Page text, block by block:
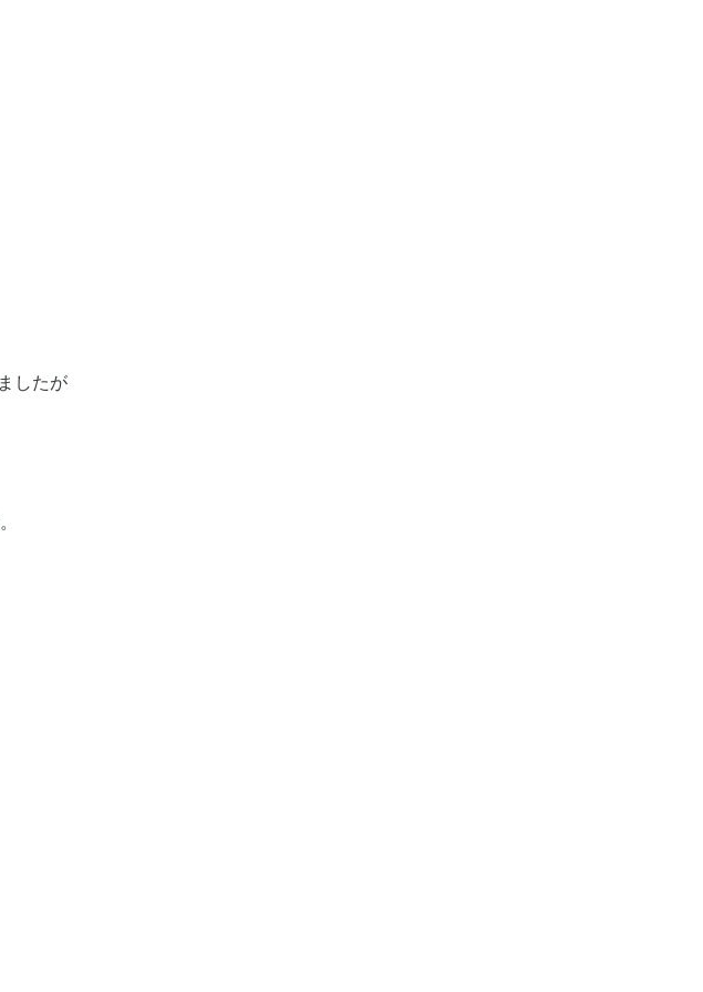
したが